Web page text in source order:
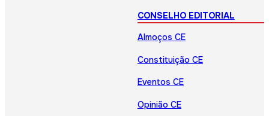
CONSELHO EDITORIAL
Almoços CE
Constituição CE
Eventos CE
Opinião CE